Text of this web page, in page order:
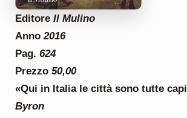
Editore Il Mulino
Anno2016
Pag. 624
Prezzo 50,00
«Qui in Italia le città sono tutte
Byron